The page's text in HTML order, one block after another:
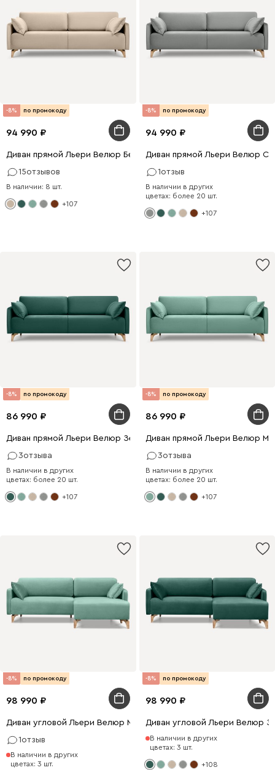
-8% по промокоду
94 990
Диван прямой Льери Велюр Бежевый
15отзывов
В наличии: 8 шт.
+107
-8% по промокоду
94 990
Диван прямой Льери Велюр
1отзыв
В наличии в других
цветах: более 20 шт.
+107
-8% по промокоду
86 990
Диван прямой Льери Велюр Зеленый
3отзыва
В наличии в других
цветах: более 20 шт.
+107
-8% по промокоду
86 990
Диван прямой Льери Велюр
3отзыва
В наличии в других
цветах: более 20 шт.
+107
-8% по промокоду
98 990
Диван угловой Льери Велюр Мятный
1отзыв
В наличии в других
цветах: 3 шт.
-8% по промокоду
98 990
Диван угловой Льери Велюр
В наличии в других
цветах: 3 шт.
+108